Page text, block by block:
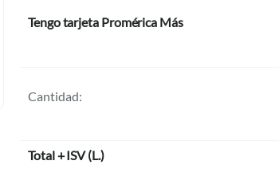
Tengo tarjeta Promérica Más
Cantidad:
Total + ISV(L.)